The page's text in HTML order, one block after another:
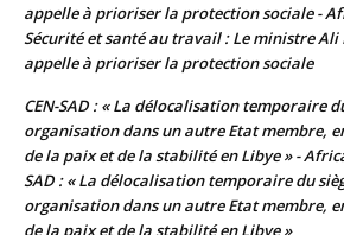
appelle à prioriser la protection sociale -
Sécurité et santé au travail : Le ministre
appelle à prioriser la protection sociale
CEN-SAD : « La délocalisation temporaire
organisation dans un autre Etat membre,
de la paix et de la stabilité en Libye » -
SAD : « La délocalisation temporaire du
organisation dans un autre Etat membre,
de la paix et de la stabilité en Libye »